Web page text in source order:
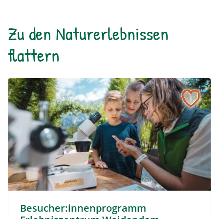
Zu den Naturerlebnissen
flattern
Besucher:innenprogramm